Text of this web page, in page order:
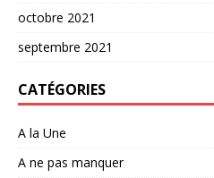
octobre 2021
septembre 2021
CATÉGORIES
A la Une
A ne pas manquer